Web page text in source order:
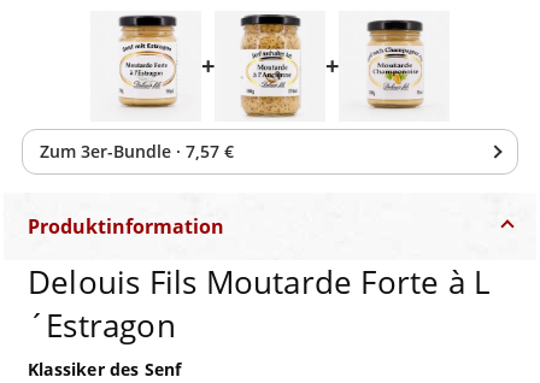
+ +
Zum 3er-Bundle · 7,57 €
Produktinformation
Delouis Fils Moutarde Forte à L
´Estragon
Klassiker des Senf